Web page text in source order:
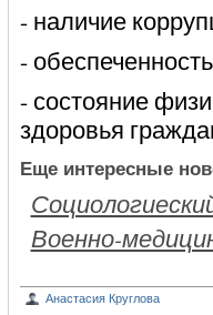
- наличие
-
- состояние
здоровья
Еще интересные
Военно-
Анастасия Круглова